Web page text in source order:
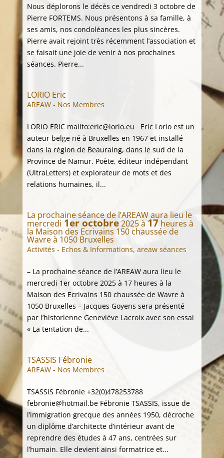
Nous déplorons le décès ce vendredi 3 octobre de
Pierre FORTEMS. Nous présentons à sa famille, à
ses amis, nos condoléances les plus sincères.
Pierre avait rejoint très récemment l’association et
se faisait une joie de venir à nos prochaines
séances. Pierre...
LORIO Eric
AREAW - Nos Membres
LORIO ERIC mailto:eric@lorio.eu Eric Lorio est un
auteur belge né à Bruxelles en 1967 et installé
dans la région de Beauraing, dans le sud de la
Province de Namur. Poète, éditeur indépendant
(UltraLetters) et explorateur de mots et des
relations humaines, il...
La prochaine séance de l’AREAW aura lieu le
mercredi 1er octobre2025 à 17heures à
la Maison des Ecrivains 150 chaussée de
Wavre à 1050 Bruxelles
Activités - Echos & Informations, areaw séances
– La prochaine séance de l’AREAW aura lieu le
mercredi 1er octobre 2025 à 17 heures à la
Maison des Ecrivains 150 chaussée de Wavre à
1050 Bruxelles – Jacques Goyens sera présenté
par l’historienne Geneviève Lacroix avec son essai
« La tentation de...
TSASSIS Fébronie
AREAW - Nos Membres
TSASSIS Fébronie +32(0)478253788
febronie@hotmail.be Fébronie TSASSIS, issue de
l’immigration grecque des années 1950, décroche
un diplôme d’architecte d’intérieur avant de
reprendre des études à 47 ans, centrées sur
l’humain. Elle devient ainsi formatrice et...